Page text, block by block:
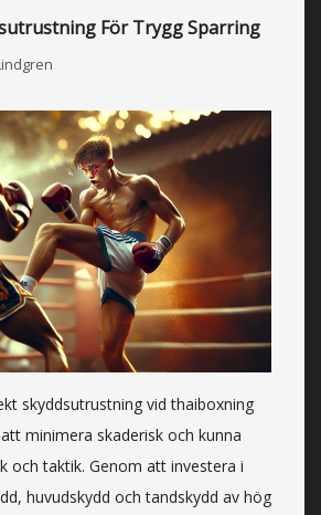
För Trygg Sparring
skyddsutrustning vid thaiboxning
minimera skaderisk och kunna
och taktik. Genom att investera i
huvudskydd och tandskydd av hög